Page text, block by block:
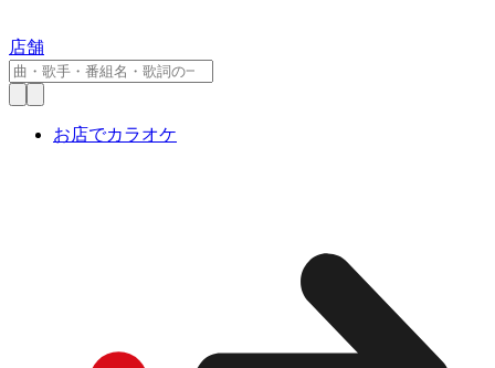
店舗
お店でカラオケ